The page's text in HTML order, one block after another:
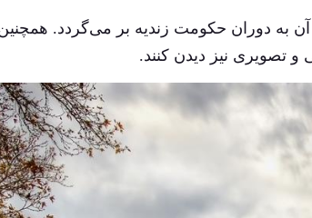
به دوران حکومت زندیه بر می‌گردد.
و تصویری نیز دیدن کنند.